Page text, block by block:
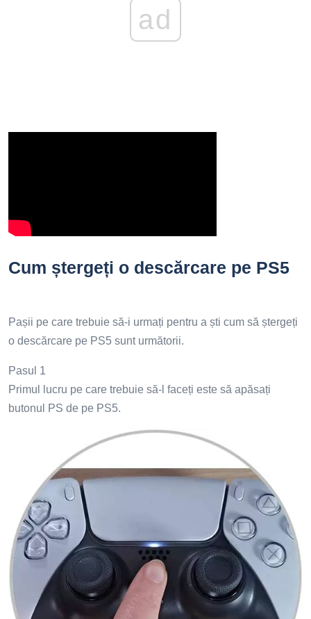
ad
Cum ștergeți o descărcare pe PS5
Pașii pe care trebuie să-i urmați pentru a ști cum să ștergeți
o descărcare pe PS5 sunt următorii.
Pasul 1
Primul lucru pe care trebuie să-l faceți este să apăsați
butonul PS de pe PS5.